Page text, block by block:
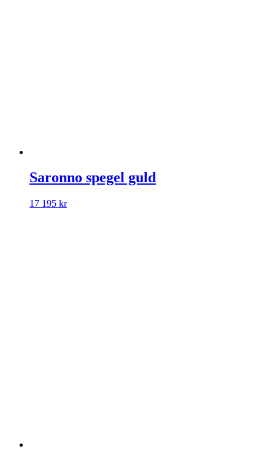
Saronno spegel guld
17 195 kr